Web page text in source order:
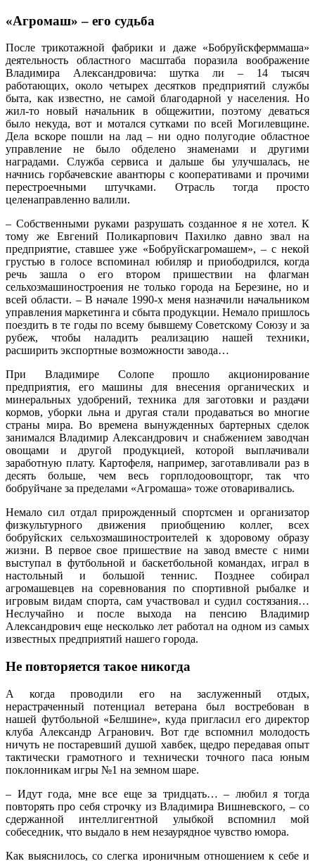
«Агромаш» – его судьба
После трикотажной фабрики и даже «Бобруйскферммаша»
деятельность областного масштаба поразила воображение
Владимира Александровича: шутка ли – 14 тысяч
работающих, около четырех десятков предприятий службы
быта, как известно, не самой благодарной у населения. Но
жил-то новый начальник в общежитии, поэтому деваться
было некуда, вот и мотался сутками по всей Могилевщине.
Дела вскоре пошли на лад – ни одно полугодие областное
управление не было обделено знаменами и другими
наградами. Служба сервиса и дальше бы улучшалась, не
начнись горбачевские авантюры с кооперативами и прочими
перестроечными штучками. Отрасль тогда просто
целенаправленно ­валили.
– Собственными руками разрушать созданное я не хотел. К
тому же Евгений Поликарпович Пахилко давно звал на
предприятие, ставшее уже «Бобруйск­агромашем», – с некой
грустью в голосе вспоминал юбиляр и приобод­рился, когда
речь зашла о его втором пришествии на флагман
сельхозмашиностроения не только города на Березине, но и
всей области. – В начале 1990-х меня назначили начальником
управления маркетинга и сбыта продукции. Немало пришлось
поездить в те годы по всему бывшему Советскому Союзу и за
рубеж, чтобы наладить реализацию нашей техники,
расширить экспортные возможности завода…
При Владимире Солопе прошло акционирование
предприятия, его машины для внесения органических и
минеральных удобрений, техника для заготовки и раздачи
кормов, уборки льна и другая стали продаваться во многие
страны мира. Во времена вынужденных бартерных сделок
занимался Владимир Александрович и снабжением заводчан
овощами и другой продукцией, которой выплачивали
заработную плату. Картофеля, например, заготавливали раз в
десять больше, чем весь горплодоовощторг, так что
бобруйчане за пределами «Агромаша» тоже отоваривались.
Немало сил отдал прирожденный спортсмен и организатор
физкультурного движения приобщению коллег, всех
бобруйских сельхозмашиностроителей к здоровому образу
жизни. В первое свое пришествие на завод вместе с ними
выступал в футбольной и баскетбольной командах, играл в
настольный и большой теннис. Позднее собирал
агромашевцев на соревнования по спортивной рыбалке и
игровым видам спорта, сам ­участвовал и судил состязания…
Неслучайно и после выхода на пенсию Владимир
Александрович еще несколько лет работал на одном из самых
известных предприятий нашего города.
Не повторяется такое никогда
А когда проводили его на заслуженный отдых,
нерастраченный потенциал ветерана был востребован в
нашей футбольной «Белшине», куда пригласил его директор
клуба Александр Агранович. Вот где вспомнил молодость
ничуть не постаревший душой хавбек, щедро передавая опыт
тактически грамотного и технически точного паса юным
поклонникам игры №1 на земном шаре.
– Идут года, мне все еще за тридцать… – любил я тогда
повторять про себя строчку из Владимира Вишневского, – со
сдержанной интеллигентной улыбкой вспомнил мой
собеседник, что выдало в нем незаурядное чувство юмора.
Как выяснилось, со слегка ироничным отношением к себе и